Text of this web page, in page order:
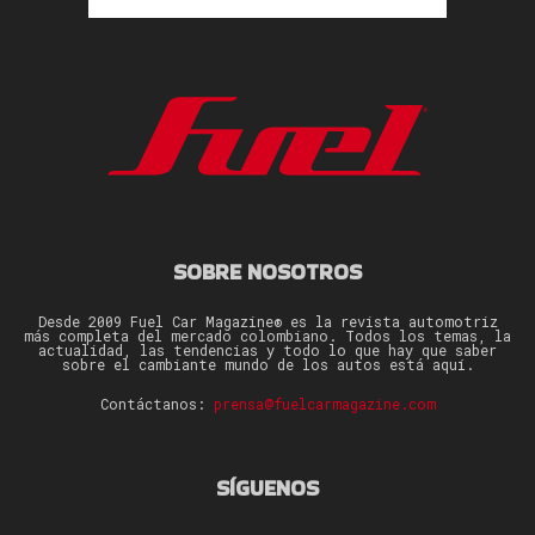
SOBRE NOSOTROS
Desde 2009 Fuel Car Magazine® es la revista automotriz
más completa del mercado colombiano. Todos los temas, la
actualidad, las tendencias y todo lo que hay que saber
sobre el cambiante mundo de los autos está aquí.
Contáctanos: prensa@fuelcarmagazine.com
SÍGUENOS